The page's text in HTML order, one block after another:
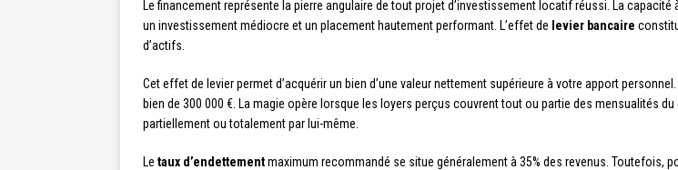
Le financement représente la pierre angulaire de tout projet d’investissement locatif réussi. La
un investissement médiocre et un placement hautement performant. L’effet de levier bancaire
d’actifs.
Cet effet de levier permet d’acquérir un bien d’une valeur nettement supérieure à votre apport
bien de 300 000 €. La magie opère lorsque les loyers perçus couvrent tout ou partie des mensualités
partiellement ou totalement par lui-même.
Le taux d’endettementmaximum recommandé se situe généralement à 35% des revenus.